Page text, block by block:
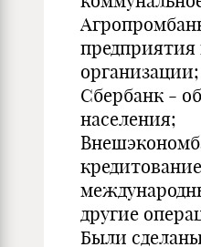
предприятия
организации;
Сбербанк -
населения;
другие
Были